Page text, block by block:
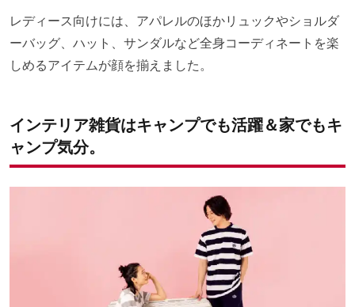
レディース向けには、アパレルのほかリュックやショルダ
ーバッグ、ハット、サンダルなど全身コーディネートを楽
しめるアイテムが顔を揃えました。
インテリア雑貨はキャンプでも活躍＆家でもキ
ャンプ気分。